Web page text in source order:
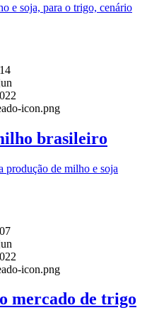
e soja, para o trigo, cenário
14
brasileiro
produção de milho e soja
07
mercado de trigo